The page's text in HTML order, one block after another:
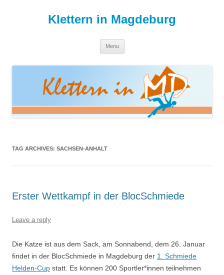
Klettern in Magdeburg
Menu
TAG ARCHIVES: SACHSEN-ANHALT
Erster Wettkampf in der BlocSchmiede
Leave a reply
Die Katze ist aus dem Sack, am Sonnabend, dem 26. Januar
findet in der BlocSchmiede in Magdeburg der 1. Schmiede
Helden-Cup statt. Es können 200 Sportler*innen teilnehmen